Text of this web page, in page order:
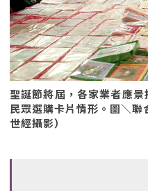
聖誕節將屆，各家業者應
民眾選購卡片情形。圖＼
世經攝影）